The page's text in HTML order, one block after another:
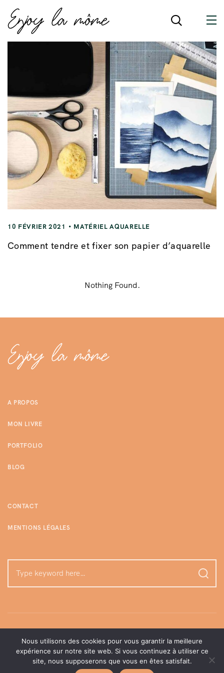
10 FÉVRIER 2021 MATÉRIEL AQUARELLE
Comment tendre et fixer son papier d’aquarelle
Nothing Found.
A PROPOS
MON LIVRE
PORTFOLIO
BLOG
CONTACT
MENTIONS LÉGALES
©enjoylamome | Tous droits réservés, 2026.
Nous utilisons des cookies pour vous garantir la meilleure
expérience sur notre site web. Si vous continuez à utiliser ce
site, nous supposerons que vous en êtes satisfait.